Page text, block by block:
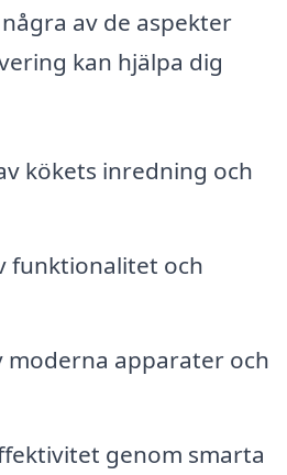
av de aspekter
kan hjälpa dig
kökets inredning och
funktionalitet och
moderna apparater och
genom smarta